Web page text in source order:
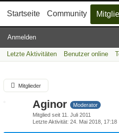
Startseite Community
Anmelden
Letzte Aktivitäten Benutzer online
Mitglieder
Aginor
Moderator
Mitglied seit 11. Juli 2011
Letzte Aktivität 24. Mai 2018, 17:18